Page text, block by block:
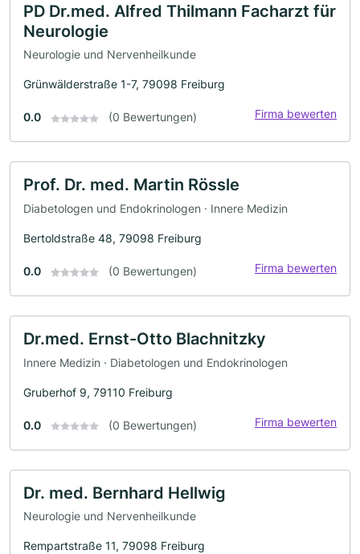
PD Dr.med. Alfred Thilmann Facharzt für
Neurologie
Neurologie und Nervenheilkunde
Grünwälderstraße 1-7, 79098 Freiburg
0.0 (0 Bewertungen) Firma bewerten
Prof. Dr. med. Martin Rössle
Diabetologen und Endokrinologen · Innere Medizin
Bertoldstraße 48, 79098 Freiburg
0.0 (0 Bewertungen) Firma bewerten
Dr.med. Ernst-Otto Blachnitzky
Innere Medizin · Diabetologen und Endokrinologen
Gruberhof 9, 79110 Freiburg
0.0 (0 Bewertungen) Firma bewerten
Dr. med. Bernhard Hellwig
Neurologie und Nervenheilkunde
Rempartstraße 11, 79098 Freiburg